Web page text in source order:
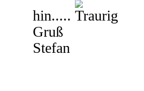
hin.....
Gruß
Stefan